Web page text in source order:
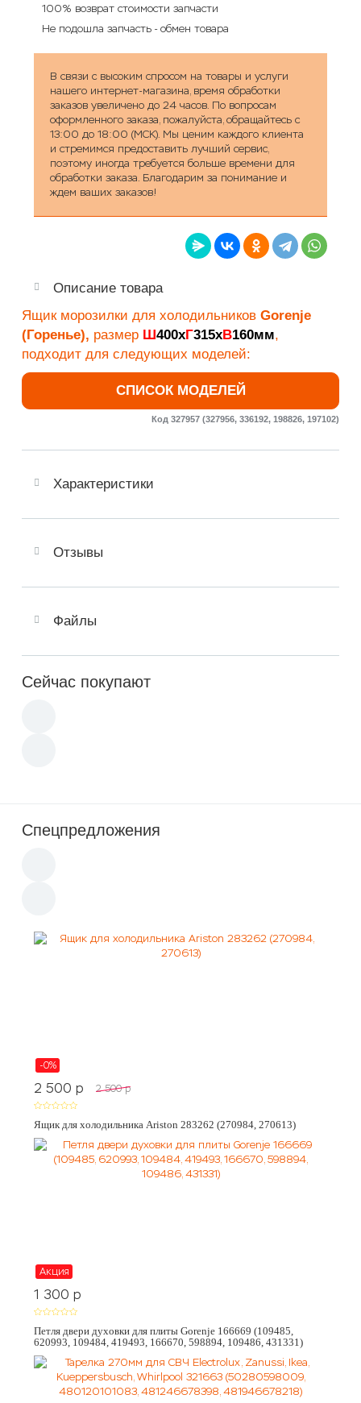
100% возврат стоимости запчасти
Не подошла запчасть - обмен товара
В связи с высоким спросом на товары и услуги
нашего интернет-магазина, время обработки
заказов увеличено до 24 часов. По вопросам
оформленного заказа, пожалуйста, обращайтесь с
13:00 до 18:00 (МСК). Мы ценим каждого клиента
и стремимся предоставить лучший сервис,
поэтому иногда требуется больше времени для
обработки заказа. Благодарим за понимание и
ждем ваших заказов!
Описание товара
Ящик морозилки для холодильников Gorenje
(Горенье), размер Ш400хГ315хВ160мм,
подходит для следующих моделей:
СПИСОК МОДЕЛЕЙ
Код 327957 (327956, 336192, 198826, 197102)
Характеристики
Отзывы
Файлы
Сейчас покупают
Спецпредложения
-0%
2 500 p 2 500 p
Ящик для холодильника Ariston 283262 (270984, 270613)
Акция
1 300 p
Петля двери духовки для плиты Gorenje 166669 (109485,
620993, 109484, 419493, 166670, 598894, 109486, 431331)